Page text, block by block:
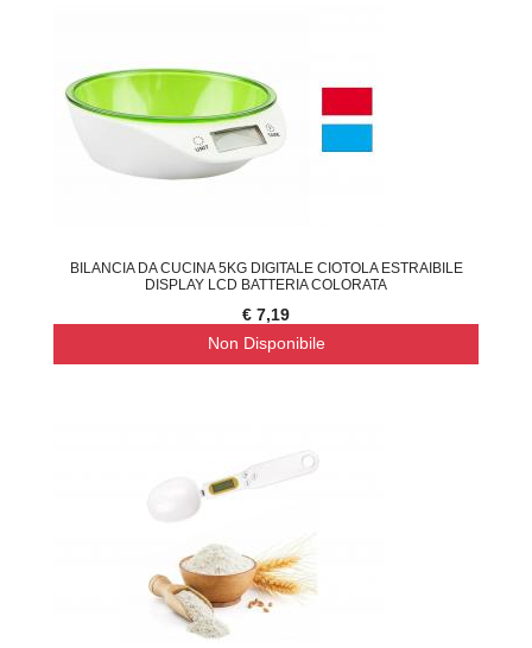
BILANCIA DA CUCINA 5KG DIGITALE CIOTOLA ESTRAIBILE
DISPLAY LCD BATTERIA COLORATA
€ 7,19
Non Disponibile